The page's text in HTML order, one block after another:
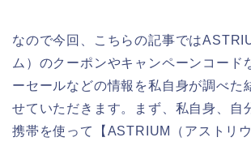
なので今回、こちらの記事では
ム）のクーポンやキャンペーンコード
ーセールなどの情報を私自身が調べた
せていただきます。まず、私自身、自
携帯を使って【ASTRIUM（アストリ